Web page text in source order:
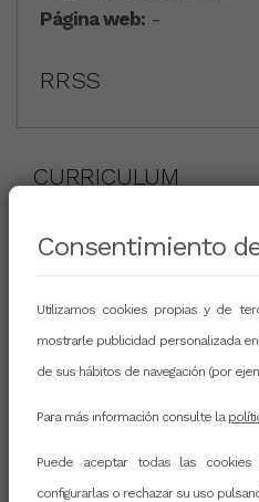
Página web: -
RRSS
CURRICULUM
Consentimiento
Utilizamos cookies propias y de
mostrarle publicidad personalizada
de sus hábitos de navegación (por
Para más información consulte la
Puede aceptar todas las
configurarlas o rechazar su uso